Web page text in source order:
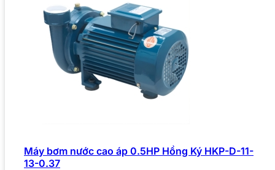
Máy bơm nước cao áp 0.5HP Hồng Ký HKP-D-11-
13-0.37